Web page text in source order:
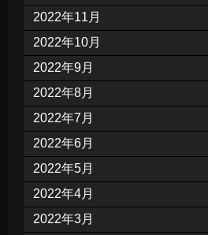
2022年11月
2022年10月
2022年9月
2022年8月
2022年7月
2022年6月
2022年5月
2022年4月
2022年3月